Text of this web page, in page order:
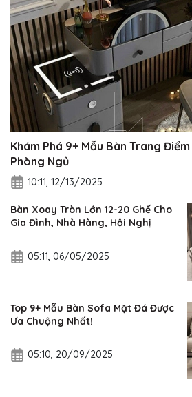
Khám Phá 9+ Mẫu Bàn Trang
Phòng Ngủ
10:11, 12/13/2025
Bàn Xoay Tròn Lớn 12-20 Ghế Cho
Gia Đình, Nhà Hàng, Hội Nghị
05:11, 06/05/2025
Top 9+ Mẫu Bàn Sofa Mặt Đá Được
Ưa Chuộng Nhất!
05:10, 20/09/2025